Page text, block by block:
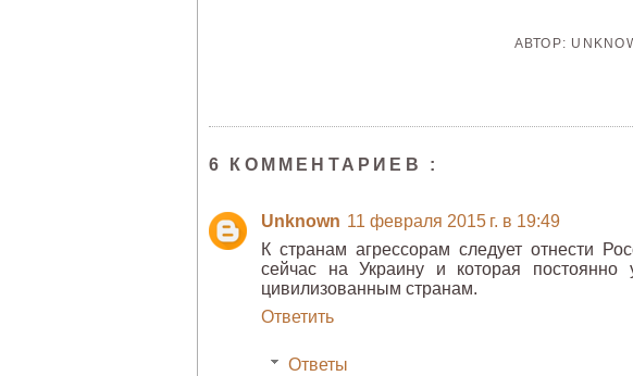
АВТОР:
6 КОММЕНТАРИЕВ :
Unknown 11 февраля 2015 г. в 19:49
К странам агрессорам следует отнести
сейчас на Украину и которая
цивилизованным странам.
Ответить
Ответы